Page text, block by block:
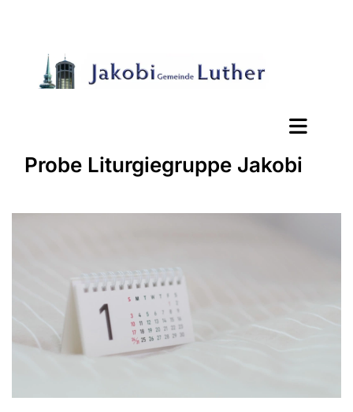
Probe Liturgiegruppe Jakobi